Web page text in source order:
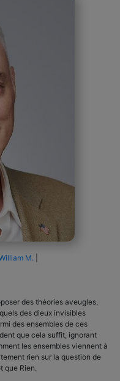
M.
des théories aveugles,
des dieux invisibles
des ensembles de ces
que cela suffit, ignorant
les ensembles viennent à
rien sur la question de
que Rien.